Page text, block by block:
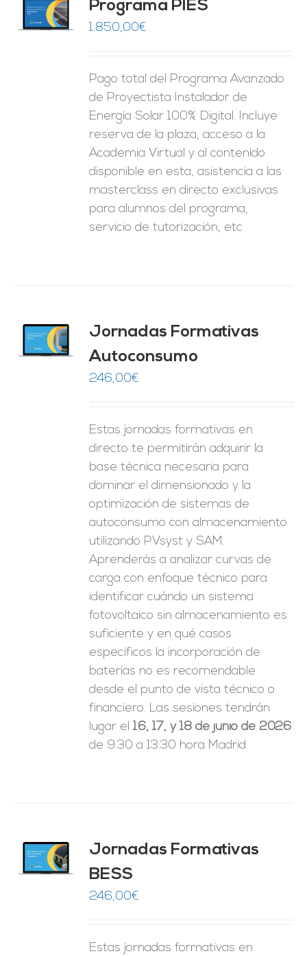
Programa PIES
1.850,00€
Pago total del Programa Avanzado
de Proyectista Instalador de
Energía Solar 100% Digital. Incluye
reserva de la plaza, acceso a la
Academia Virtual y al contenido
disponible en esta, asistencia a las
masterclass en directo exclusivas
para alumnos del programa,
servicio de tutorización, etc.
Jornadas Formativas
Autoconsumo
246,00€
Estas jornadas formativas en
directo te permitirán adquirir la
base técnica necesaria para
dominar el dimensionado y la
optimización de sistemas de
autoconsumo con almacenamiento
utilizando PVsyst y SAM.
Aprenderás a analizar curvas de
carga con enfoque técnico para
identificar cuándo un sistema
fotovoltaico sin almacenamiento es
suficiente y en qué casos
específicos la incorporación de
baterías no es recomendable
desde el punto de vista técnico o
financiero. Las sesiones tendrán
lugar el16, 17, y 18 de junio de 2026
de 9:30 a 13:30 hora Madrid.
Jornadas Formativas
BESS
246,00€
Estas jornadas formativas en